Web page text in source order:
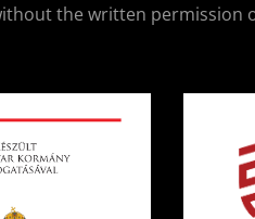
the written permission